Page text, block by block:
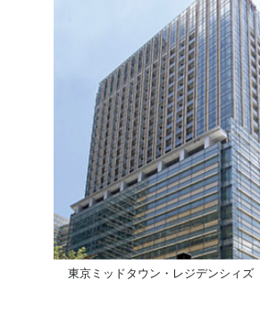
東京ミッドタウン・レジデンシィズ゙